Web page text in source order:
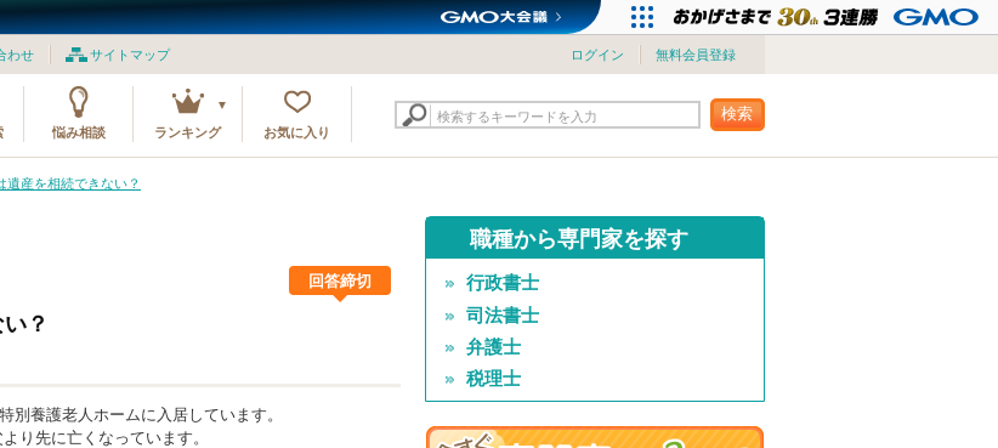
わせ サイトマップ ログイン 無料会員登録
悩み相談 ランキング お気に入り
検索するキーワードを入力 検索
産を相続できない？
回答締切
？
別養護老人ホームに入居しています。
り先に亡くなっています。
職種から専門家を探す
行政書士
司法書士
弁護士
税理士